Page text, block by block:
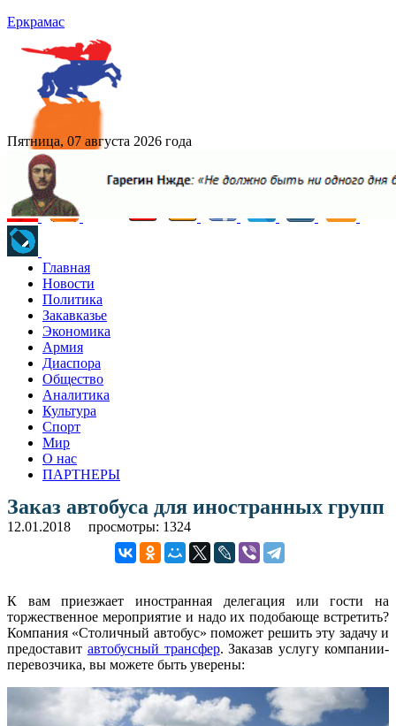
Еркрамас
Пятница, 07 августа 2026 года
Главная
Новости
Политика
Закавказье
Экономика
Армия
Диаспора
Общество
Аналитика
Культура
Спорт
Мир
О нас
ПАРТНЕРЫ
Заказ автобуса для иностранных групп
12.01.2018 просмотры: 1324
К вам приезжает иностранная делегация или гости на
торжественное мероприятие и надо их подобающе встретить?
Компания «Столичный автобус» поможет решить эту задачу и
предоставит автобусный трансфер. Заказав услугу компании-
перевозчика, вы можете быть уверены: